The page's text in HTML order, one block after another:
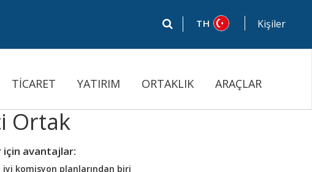
TH Kişiler
TİCARET YATIRIM ORTAKLIK ARAÇLAR
Ortak
avantajlar:
iyi komisyon planlarından biri